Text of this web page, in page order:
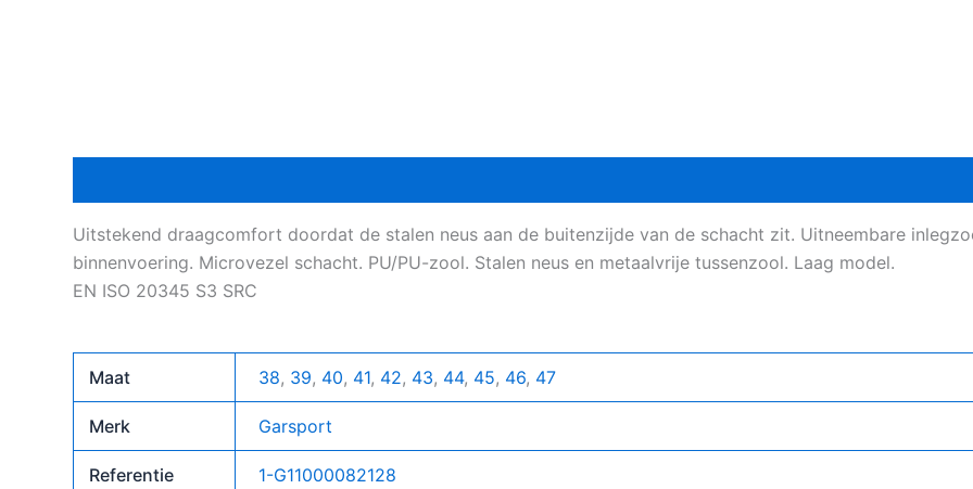
Uitstekend draagcomfort doordat de stalen neus aan de buitenzijde van de schacht zit. Uitneembare
binnenvoering. Microvezel schacht. PU/PU-zool. Stalen neus en metaalvrije tussenzool. Laag model.
EN ISO 20345 S3 SRC
Maat 38, 39, 40, 41, 42, 43, 44, 45, 46, 47
Merk Garsport
Referentie 1-G11000082128